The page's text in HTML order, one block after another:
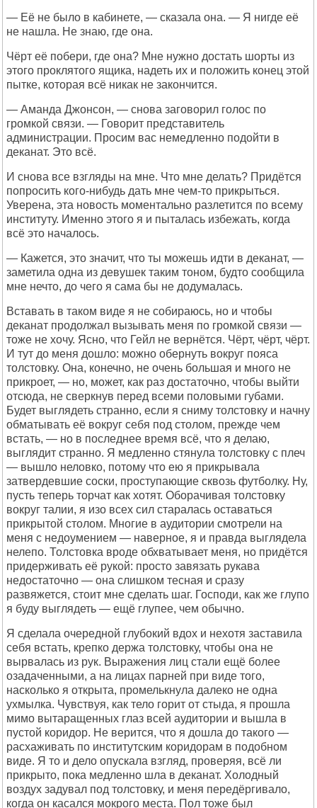
— Её не было в кабинете, — сказала она. — Я нигде её
не нашла. Не знаю, где она.
Чёрт её побери, где она? Мне нужно достать шорты из
этого проклятого ящика, надеть их и положить конец этой
пытке, которая всё никак не закончится.
— Аманда Джонсон, — снова заговорил голос по
громкой связи. — Говорит представитель
администрации. Просим вас немедленно подойти в
деканат. Это всё.
И снова все взгляды на мне. Что мне делать? Придётся
попросить кого-нибудь дать мне чем-то прикрыться.
Уверена, эта новость моментально разлетится по всему
институту. Именно этого я и пыталась избежать, когда
всё это началось.
— Кажется, это значит, что ты можешь идти в деканат, —
заметила одна из девушек таким тоном, будто сообщила
мне нечто, до чего я сама бы не додумалась.
Вставать в таком виде я не собираюсь, но и чтобы
деканат продолжал вызывать меня по громкой связи —
тоже не хочу. Ясно, что Гейл не вернётся. Чёрт, чёрт, чёрт.
И тут до меня дошло: можно обернуть вокруг пояса
толстовку. Она, конечно, не очень большая и много не
прикроет, — но, может, как раз достаточно, чтобы выйти
отсюда, не сверкнув перед всеми половыми губами.
Будет выглядеть странно, если я сниму толстовку и начну
обматывать её вокруг себя под столом, прежде чем
встать, — но в последнее время всё, что я делаю,
выглядит странно. Я медленно стянула толстовку с плеч
— вышло неловко, потому что ею я прикрывала
затвердевшие соски, проступающие сквозь футболку. Ну,
пусть теперь торчат как хотят. Оборачивая толстовку
вокруг талии, я изо всех сил старалась оставаться
прикрытой столом. Многие в аудитории смотрели на
меня с недоумением — наверное, я и правда выглядела
нелепо. Толстовка вроде обхватывает меня, но придётся
придерживать её рукой: просто завязать рукава
недостаточно — она слишком тесная и сразу
развяжется, стоит мне сделать шаг. Господи, как же глупо
я буду выглядеть — ещё глупее, чем обычно.
Я сделала очередной глубокий вдох и нехотя заставила
себя встать, крепко держа толстовку, чтобы она не
вырвалась из рук. Выражения лиц стали ещё более
озадаченными, а на лицах парней при виде того,
насколько я открыта, промелькнула далеко не одна
ухмылка. Чувствуя, как тело горит от стыда, я прошла
мимо вытаращенных глаз всей аудитории и вышла в
пустой коридор. Не верится, что я дошла до такого —
расхаживать по институтским коридорам в подобном
виде. Я то и дело опускала взгляд, проверяя, всё ли
прикрыто, пока медленно шла в деканат. Холодный
воздух задувал под толстовку, и меня передёргивало,
когда он касался мокрого места. Пол тоже был